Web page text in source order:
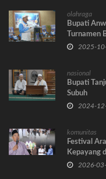
olahraga
Bupati
Turnamen
2025-
nasional
Bupati
Subuh
2024-
komunitas
Festival
Kepayang
2026-